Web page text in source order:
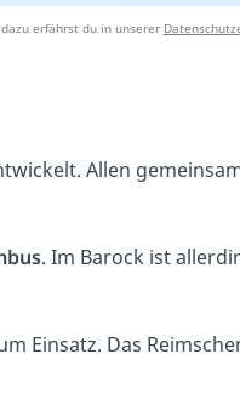
erfährst du in unserer
Allen
. Im Barock ist
Einsatz. Das